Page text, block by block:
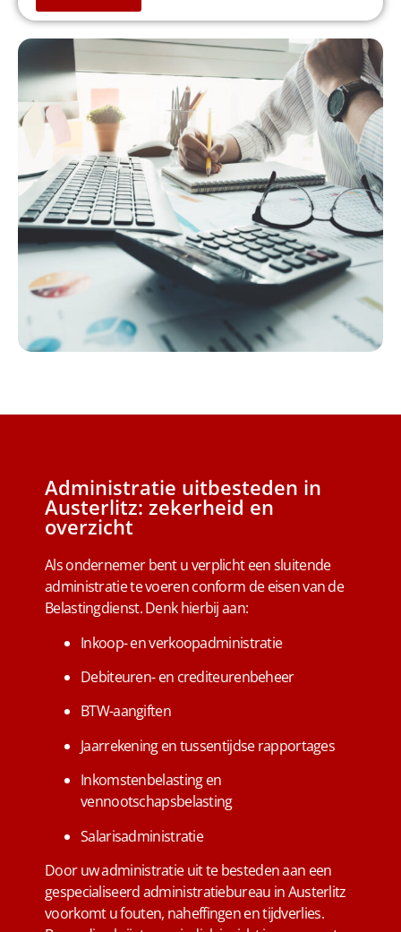
Administratie uitbesteden in
Austerlitz: zekerheid en
overzicht
Als ondernemer bent u verplicht een sluitende
administratie te voeren conform de eisen van de
Belastingdienst. Denk hierbij aan:
Inkoop- en verkoopadministratie
Debiteuren- en crediteurenbeheer
BTW-aangiften
Jaarrekening en tussentijdse rapportages
Inkomstenbelasting en
vennootschapsbelasting
Salarisadministratie
Door uw administratie uit te besteden aan een
gespecialiseerd administratiebureau in Austerlitz
voorkomt u fouten, naheffingen en tijdverlies.